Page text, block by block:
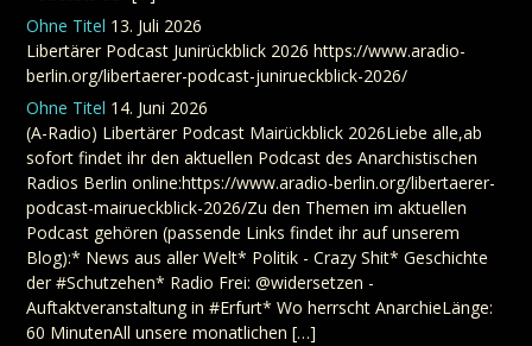
Ohne Titel 13. Juli 2026
Libertärer Podcast Junirückblick 2026 https://www.aradio-
berlin.org/libertaerer-podcast-junirueckblick-2026/
Ohne Titel 14. Juni 2026
(A-Radio) Libertärer Podcast Mairückblick 2026Liebe alle,ab
sofort findet ihr den aktuellen Podcast des Anarchistischen
Radios Berlin online:https://www.aradio-berlin.org/libertaerer-
podcast-mairueckblick-2026/Zu den Themen im aktuellen
Podcast gehören (passende Links findet ihr auf unserem
Blog):* News aus aller Welt* Politik - Crazy Shit* Geschichte
der #Schutzehen* Radio Frei: @widersetzen -
Auftaktveranstaltung in #Erfurt* Wo herrscht AnarchieLänge:
60 MinutenAll unsere monatlichen […]